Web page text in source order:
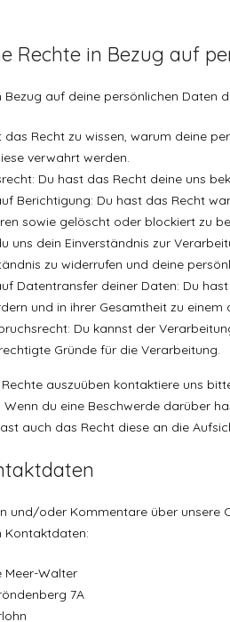
Rechte in Bezug auf
Bezug auf deine persönlichen Daten
das Recht zu wissen, warum deine
verwahrt werden.
Du hast das Recht deine uns
Berichtigung: Du hast das Recht
sowie gelöscht oder blockiert zu
uns dein Einverständnis zur
zu widerrufen und deine
Datentransfer deiner Daten: Du
und in ihrer Gesamtheit zu einem
Du kannst der
Gründe für die Verarbeitung.
auszuüben kontaktiere uns
Wenn du eine Beschwerde darüber
auch das Recht diese an die
und/oder Kommentare über unsere
Kontaktdaten:
Meer-Walter
7A